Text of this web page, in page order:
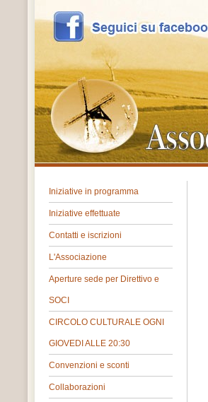
Iniziative in programma
Iniziative effettuate
Contatti e iscrizioni
L'Associazione
Aperture sede per Direttivo e
SOCI
CIRCOLO CULTURALE OGNI
GIOVEDI ALLE 20:30
Convenzioni e sconti
Collaborazioni